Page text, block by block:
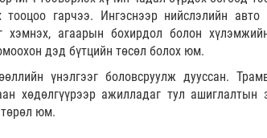
гарчээ. Ингэснээр нийслэлийн авто
хэмнэх, агаарын бохирдол болон
дэд бүтцийн төсөл болох юм.
үнэлгээг боловсруулж дууссан.
хөдөлгүүрээр ажилладаг тул ашиглалтын
төрөл юм.